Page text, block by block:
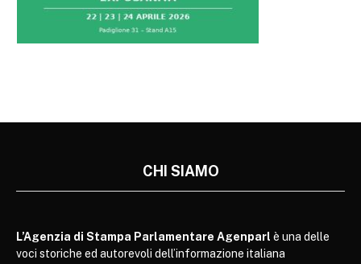
CHI SIAMO
L’Agenzia di Stampa Parlamentare Agenparl è una delle
voci storiche ed autorevoli dell’informazione italiana